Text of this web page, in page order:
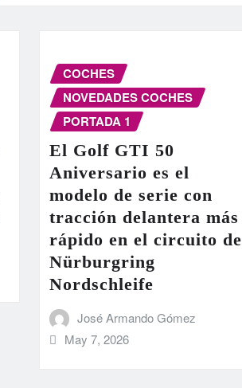
COCHES
NOVEDADES COCHES
PORTADA 1
El Golf GTI 50
Aniversario es el
modelo de serie con
tracción delantera más
rápido en el circuito de
Nürburgring
Nordschleife
José Armando Gómez
May 7, 2026